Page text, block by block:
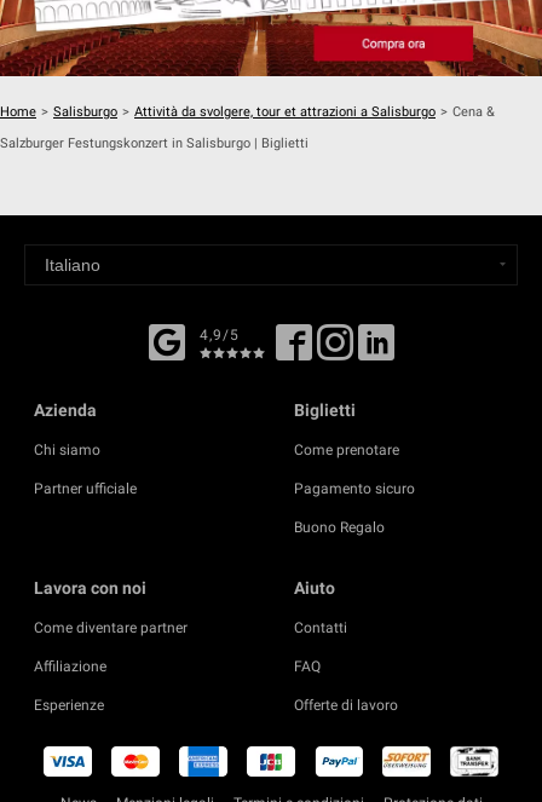
Home > Salisburgo > Attività da svolgere, tour et attrazioni a Salisburgo > Cena &
Salzburger Festungskonzert in Salisburgo | Biglietti
4,9/5
Azienda
Chi siamo
Partner ufficiale
Biglietti
Come prenotare
Pagamento sicuro
Buono Regalo
Lavora con noi
Come diventare partner
Affiliazione
Esperienze
Aiuto
Contatti
FAQ
Offerte di lavoro